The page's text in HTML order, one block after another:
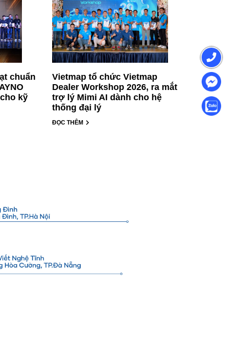
chuẩn
kỹ
Vietmap tổ chức Vietmap
Dealer Workshop 2026, ra mắt
trợ lý Mimi AI dành cho hệ
thống đại lý
ĐỌC THÊM